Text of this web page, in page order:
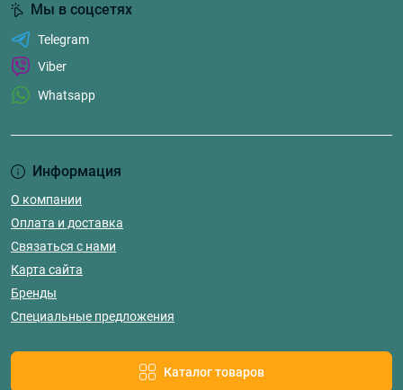
Информация
О компании
Оплата и доставка
Связаться с нами
Карта сайта
Бренды
Специальные предложения
Каталог товаров
Мы в соцсетях
Telegram
Viber
Whatsapp